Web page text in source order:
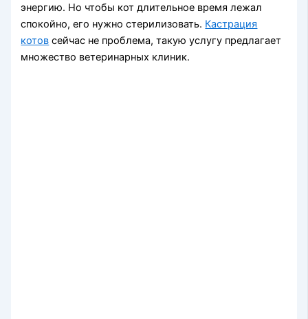
энергию. Но чтобы кот длительное время лежал
спокойно, его нужно стерилизовать. Кастрация
котов сейчас не проблема, такую услугу предлагает
множество ветеринарных клиник.